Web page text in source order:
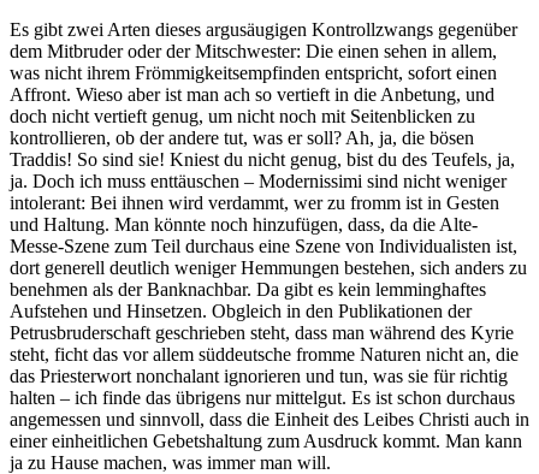
Es gibt zwei Arten dieses argusäugigen Kontrollzwangs gegenüber
dem Mitbruder oder der Mitschwester: Die einen sehen in allem,
was nicht ihrem Frömmigkeitsempfinden entspricht, sofort einen
Affront. Wieso aber ist man ach so vertieft in die Anbetung, und
doch nicht vertieft genug, um nicht noch mit Seitenblicken zu
kontrollieren, ob der andere tut, was er soll? Ah, ja, die bösen
Traddis! So sind sie! Kniest du nicht genug, bist du des Teufels, ja,
ja. Doch ich muss enttäuschen – Modernissimi sind nicht weniger
intolerant: Bei ihnen wird verdammt, wer zu fromm ist in Gesten
und Haltung. Man könnte noch hinzufügen, dass, da die Alte-
Messe-Szene zum Teil durchaus eine Szene von Individualisten ist,
dort generell deutlich weniger Hemmungen bestehen, sich anders zu
benehmen als der Banknachbar. Da gibt es kein lemminghaftes
Aufstehen und Hinsetzen. Obgleich in den Publikationen der
Petrusbruderschaft geschrieben steht, dass man während des Kyrie
steht, ficht das vor allem süddeutsche fromme Naturen nicht an, die
das Priesterwort nonchalant ignorieren und tun, was sie für richtig
halten – ich finde das übrigens nur mittelgut. Es ist schon durchaus
angemessen und sinnvoll, dass die Einheit des Leibes Christi auch in
einer einheitlichen Gebetshaltung zum Ausdruck kommt. Man kann
ja zu Hause machen, was immer man will.